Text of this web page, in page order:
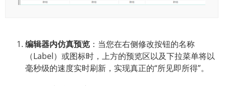
编辑器内仿真预览 ：当您在右侧修改按钮的名称
（Label）或图标时，上方的预览区以及下拉菜单将以
毫秒级的速度实时刷新，实现真正的“所见即所得”。